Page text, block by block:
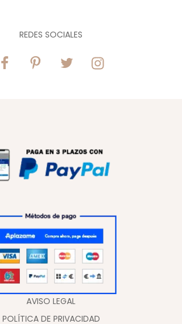
REDES SOCIALES
AVISO LEGAL
POLÍTICA DE PRIVACIDAD